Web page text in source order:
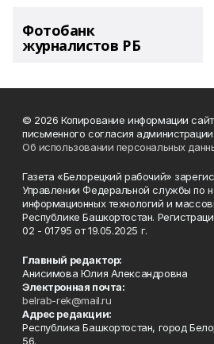
Фотобанк
журналистов РБ
© 2026 Копирование информации
письменного согласия администрации.
Об использовании персональных
Газета «Белорецкий рабочий»
Управлении Федеральной службы по
информационных технологий и
Республике Башкортостан.
02 - 01795 от 19.05.2025 г.
Главный редактор:
Анисимова Юлия Александровна
Электронная почта:
belrab-rek@mail.ru
Адрес редакции:
Республика Башкортостан, город
56.